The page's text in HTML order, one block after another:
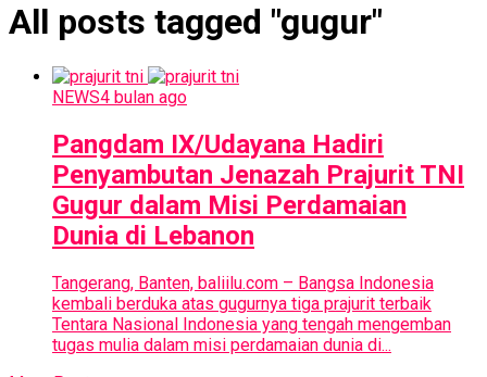
All posts tagged "gugur"
NEWS4 bulan ago
Pangdam IX/Udayana Hadiri
Penyambutan Jenazah Prajurit TNI
Gugur dalam Misi Perdamaian
Dunia di Lebanon
Tangerang, Banten, baliilu.com – Bangsa Indonesia
kembali berduka atas gugurnya tiga prajurit terbaik
Tentara Nasional Indonesia yang tengah mengemban
tugas mulia dalam misi perdamaian dunia di...